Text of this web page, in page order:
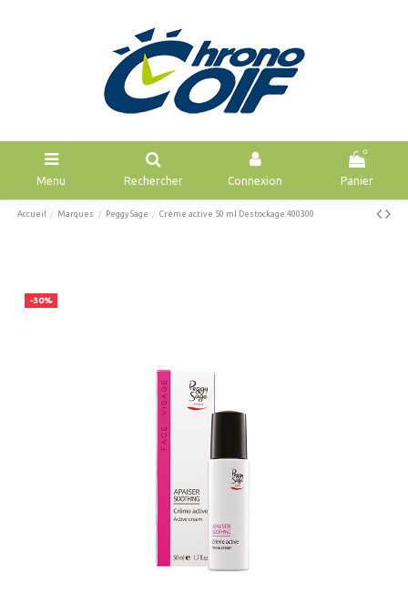
Menu Rechercher Connexion
0
Panier
Accueil Marques Peggy Sage Crème active 50 ml Destockage 400300
-30%